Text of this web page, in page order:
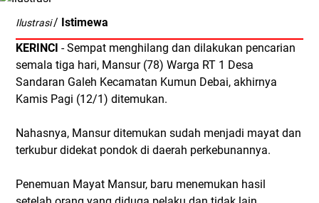
Ilustrasi/ Istimewa
KERINCI - Sempat menghilang dan dilakukan pencarian
semala tiga hari, Mansur (78) Warga RT 1 Desa
Sandaran Galeh Kecamatan Kumun Debai, akhirnya
Kamis Pagi (12/1) ditemukan.
Nahasnya, Mansur ditemukan sudah menjadi mayat dan
terkubur didekat pondok di daerah perkebunannya.
Penemuan Mayat Mansur, baru menemukan hasil